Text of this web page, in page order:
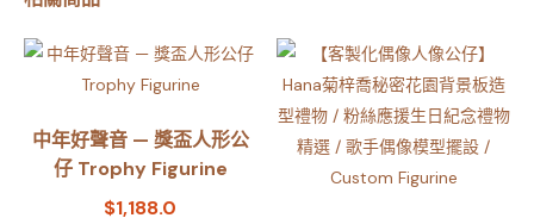
中年好聲音 — 獎盃人形公
仔 Trophy Figurine
$1,188.0